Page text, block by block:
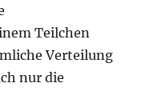
Teilchen
Verteilung
nur die